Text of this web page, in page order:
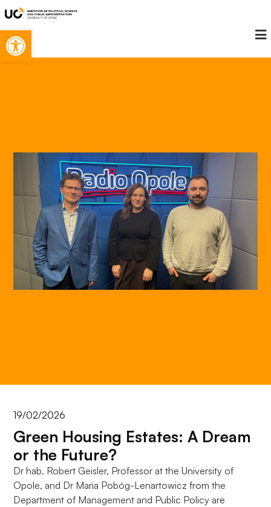
Open toolbar
19/02/2026
Green Housing Estates: A Dream
or the Future?
Dr hab. Robert Geisler, Professor at the University of
Opole, and Dr Maria Pobóg-Lenartowicz from the
Department of Management and Public Policy are
Konieczne
Te pliki cookie
nie są
opcjonalne. Są
one potrzebne
do
funkcjonowania
poprawić
internetowej,
strona jest
używana.